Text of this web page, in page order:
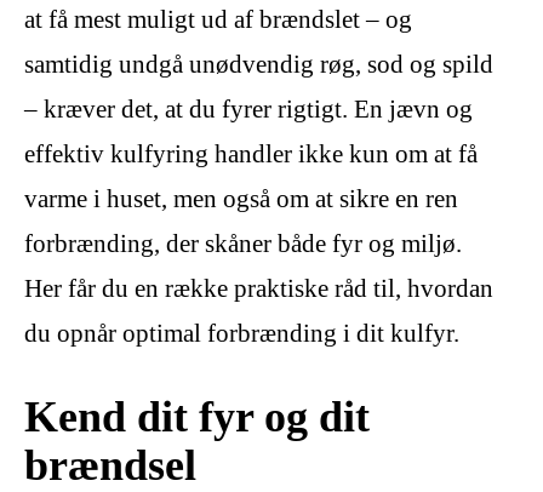
at få mest muligt ud af brændslet – og
samtidig undgå unødvendig røg, sod og spild
– kræver det, at du fyrer rigtigt. En jævn og
effektiv kulfyring handler ikke kun om at få
varme i huset, men også om at sikre en ren
forbrænding, der skåner både fyr og miljø.
Her får du en række praktiske råd til, hvordan
du opnår optimal forbrænding i dit kulfyr.
Kend dit fyr og dit
brændsel